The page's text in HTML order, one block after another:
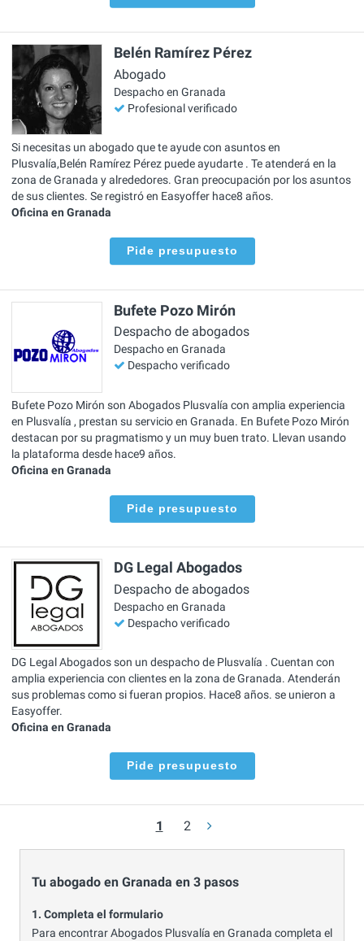
Belén Ramírez Pérez
Abogado
Despacho en Granada
Profesional verificado
Si necesitas un abogado que te ayude con asuntos en
Plusvalía,Belén Ramírez Pérez puede ayudarte . Te atenderá en la
zona de Granada y alrededores. Gran preocupación por los asuntos
de sus clientes. Se registró en Easyoffer hace8 años.
Oficina en Granada
Pide presupuesto
Bufete Pozo Mirón
Despacho de abogados
Despacho en Granada
Despacho verificado
Bufete Pozo Mirón son Abogados Plusvalía con amplia experiencia
en Plusvalía , prestan su servicio en Granada. En Bufete Pozo Mirón
destacan por su pragmatismo y un muy buen trato. Llevan usando
la plataforma desde hace9 años.
Oficina en Granada
Pide presupuesto
DG Legal Abogados
Despacho de abogados
Despacho en Granada
Despacho verificado
DG Legal Abogados son un despacho de Plusvalía . Cuentan con
amplia experiencia con clientes en la zona de Granada. Atenderán
sus problemas como si fueran propios. Hace8 años. se unieron a
Easyoffer.
Oficina en Granada
Pide presupuesto
1 2
Tu abogado en Granada en 3 pasos
1. Completa el formulario
Para encontrar Abogados Plusvalía en Granada completa el